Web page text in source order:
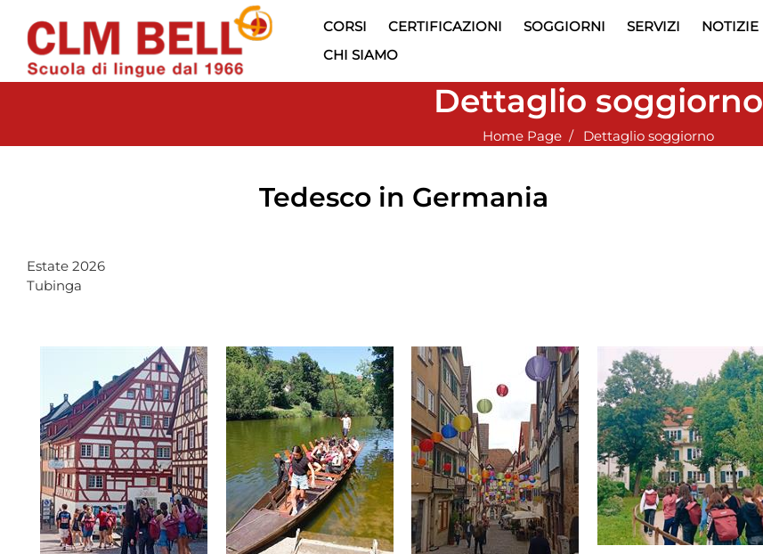
CORSI CERTIFICAZIONI SOGGIORNI SERVIZI NOTIZIE
CHI SIAMO
Dettaglio soggiorno
Home Page Dettaglio soggiorno
Tedesco in Germania
Estate 2026
Tubinga